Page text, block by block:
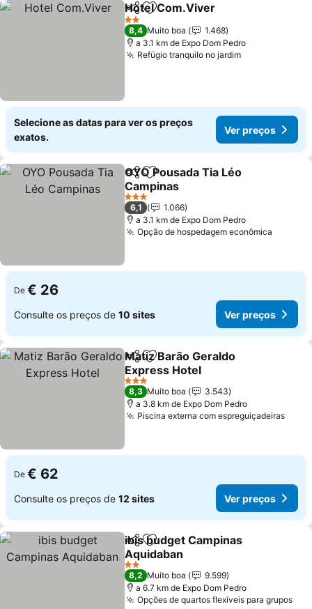
PartilharAdicionar aos favoritos
Hotel Com.Viver
2 Estrelas
8,4 Muito boa
1.468
a 3.1 km de Expo Dom Pedro
Refúgio tranquilo no jardim
Selecione as datas para ver os preços
exatos.
Ver preços
PartilharAdicionar aos favoritos
OYO Pousada Tia Léo
Campinas
3 Estrelas
6,1
1.066
a 3.1 km de Expo Dom Pedro
Opção de hospedagem econômica
De € 26
Consulte os preços de 10 sites Ver preços
PartilharAdicionar aos favoritos
Matiz Barão Geraldo
Express Hotel
3 Estrelas
8,3 Muito boa
3.543
a 3.8 km de Expo Dom Pedro
Piscina externa com espreguiçadeiras
De € 62
Consulte os preços de 12 sites Ver preços
PartilharAdicionar aos favoritos
ibis budget Campinas
Aquidaban
2 Estrelas
8,2 Muito boa
9.599
a 6.7 km de Expo Dom Pedro
Opções de quartos flexíveis para grupos